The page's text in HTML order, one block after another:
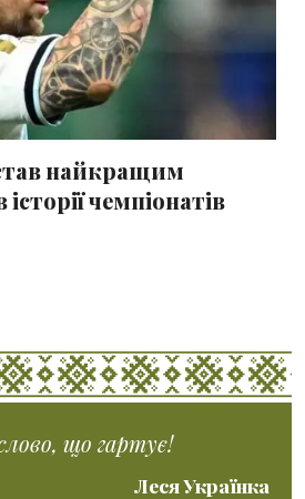
найкращим
чемпіонатів
що гартує!
Леся Українка